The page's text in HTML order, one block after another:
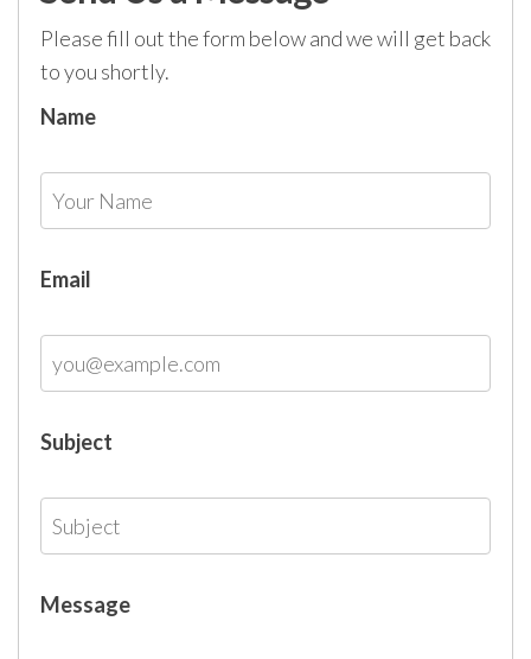
Please fill out the form below and we will get back
to you shortly.
Name
Email
Subject
Message